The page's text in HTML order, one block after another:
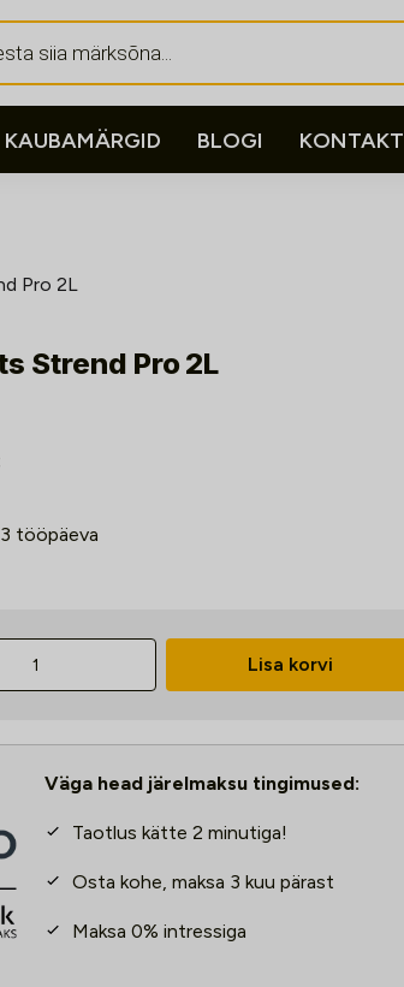
KAUBAMÄRGID BLOGI KONTAKT
Pro 2L
Strend Pro 2L
tööpäeva
Lisa korvi
Väga head järelmaksu tingimused:
Taotlus kätte 2 minutiga!
Osta kohe, maksa 3 kuu pärast
Maksa 0% intressiga